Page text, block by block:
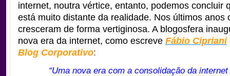
internet, noutra vértice, entanto, podemos concluir
está muito distante da realidade. Nos últimos anos
cresceram de forma vertiginosa. A blogosfera
nova era da internet, como escreve Fábio Cipriani
Blog Corporativo:
“Uma nova era com a consolidação da